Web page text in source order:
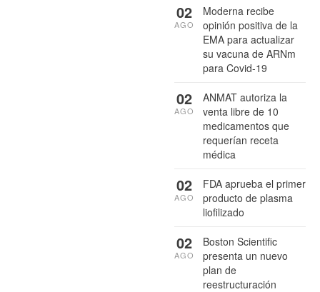
Moderna recibe
opinión positiva de la
EMA para actualizar
su vacuna de ARNm
para Covid-19
02
AGO
ANMAT autoriza la
venta libre de 10
medicamentos que
requerían receta
médica
02
AGO
FDA aprueba el primer
producto de plasma
liofilizado
02
AGO
Boston Scientific
presenta un nuevo
plan de
reestructuración
02
AGO